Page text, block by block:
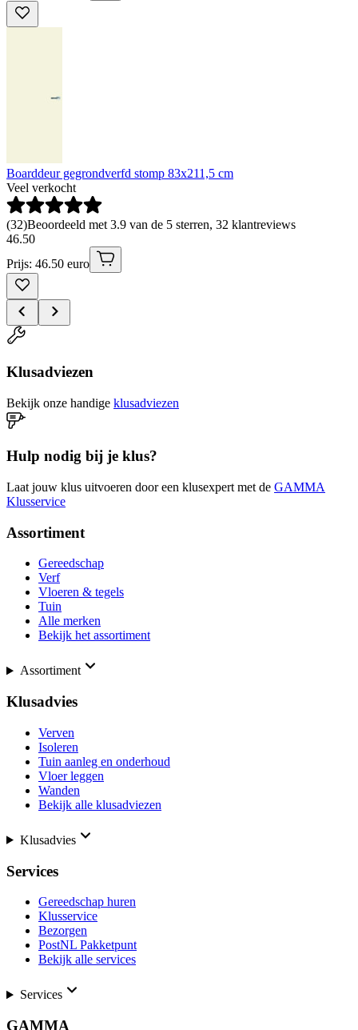
Boarddeur gegrondverfd stomp 83x211,5 cm
Veel verkocht
(32)Beoordeeld met 3.9 van de 5 sterren, 32 klantreviews
46.50
Prijs: 46.50 euro
Klusadviezen
Bekijk onze handige klusadviezen
Hulp nodig bij je klus?
Laat jouw klus uitvoeren door een klusexpert met de GAMMA
Klusservice
Assortiment
Gereedschap
Verf
Vloeren & tegels
Tuin
Alle merken
Bekijk het assortiment
Assortiment
Klusadvies
Verven
Isoleren
Tuin aanleg en onderhoud
Vloer leggen
Wanden
Bekijk alle klusadviezen
Klusadvies
Services
Gereedschap huren
Klusservice
Bezorgen
PostNL Pakketpunt
Bekijk alle services
Services
GAMMA